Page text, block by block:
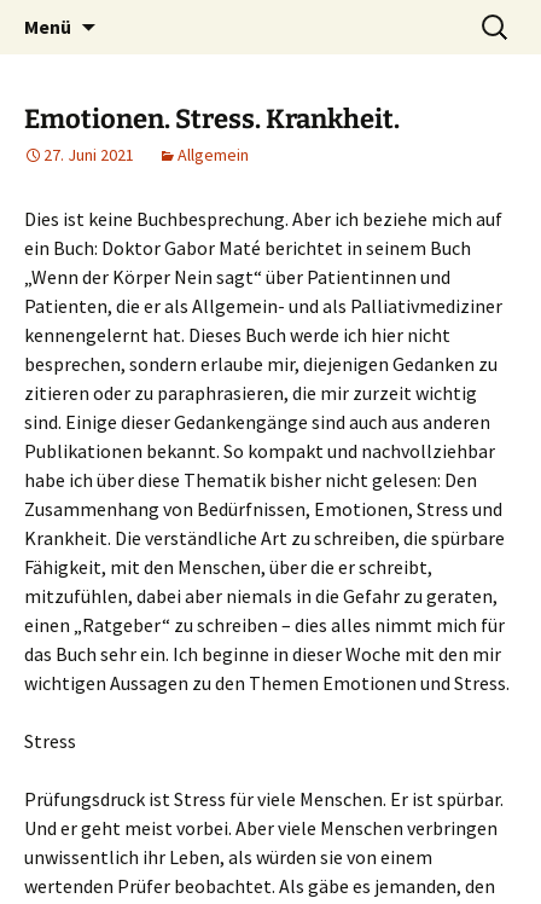
Ulrike Roderwald
Heilpraktische Psychotherapie
Menü
Suche
nach:
Emotionen. Stress. Krankheit.
27. Juni 2021 Allgemein
Dies ist keine Buchbesprechung. Aber ich beziehe mich auf
ein Buch: Doktor Gabor Maté berichtet in seinem Buch
„Wenn der Körper Nein sagt“ über Patientinnen und
Patienten, die er als Allgemein- und als Palliativmediziner
kennengelernt hat. Dieses Buch werde ich hier nicht
besprechen, sondern erlaube mir, diejenigen Gedanken zu
zitieren oder zu paraphrasieren, die mir zurzeit wichtig
sind. Einige dieser Gedankengänge sind auch aus anderen
Publikationen bekannt. So kompakt und nachvollziehbar
habe ich über diese Thematik bisher nicht gelesen: Den
Zusammenhang von Bedürfnissen, Emotionen, Stress und
Krankheit. Die verständliche Art zu schreiben, die spürbare
Fähigkeit, mit den Menschen, über die er schreibt,
mitzufühlen, dabei aber niemals in die Gefahr zu geraten,
einen „Ratgeber“ zu schreiben – dies alles nimmt mich für
das Buch sehr ein. Ich beginne in dieser Woche mit den mir
wichtigen Aussagen zu den Themen Emotionen und Stress.
Stress
Prüfungsdruck ist Stress für viele Menschen. Er ist spürbar.
Und er geht meist vorbei. Aber viele Menschen verbringen
unwissentlich ihr Leben, als würden sie von einem
wertenden Prüfer beobachtet. Als gäbe es jemanden, den